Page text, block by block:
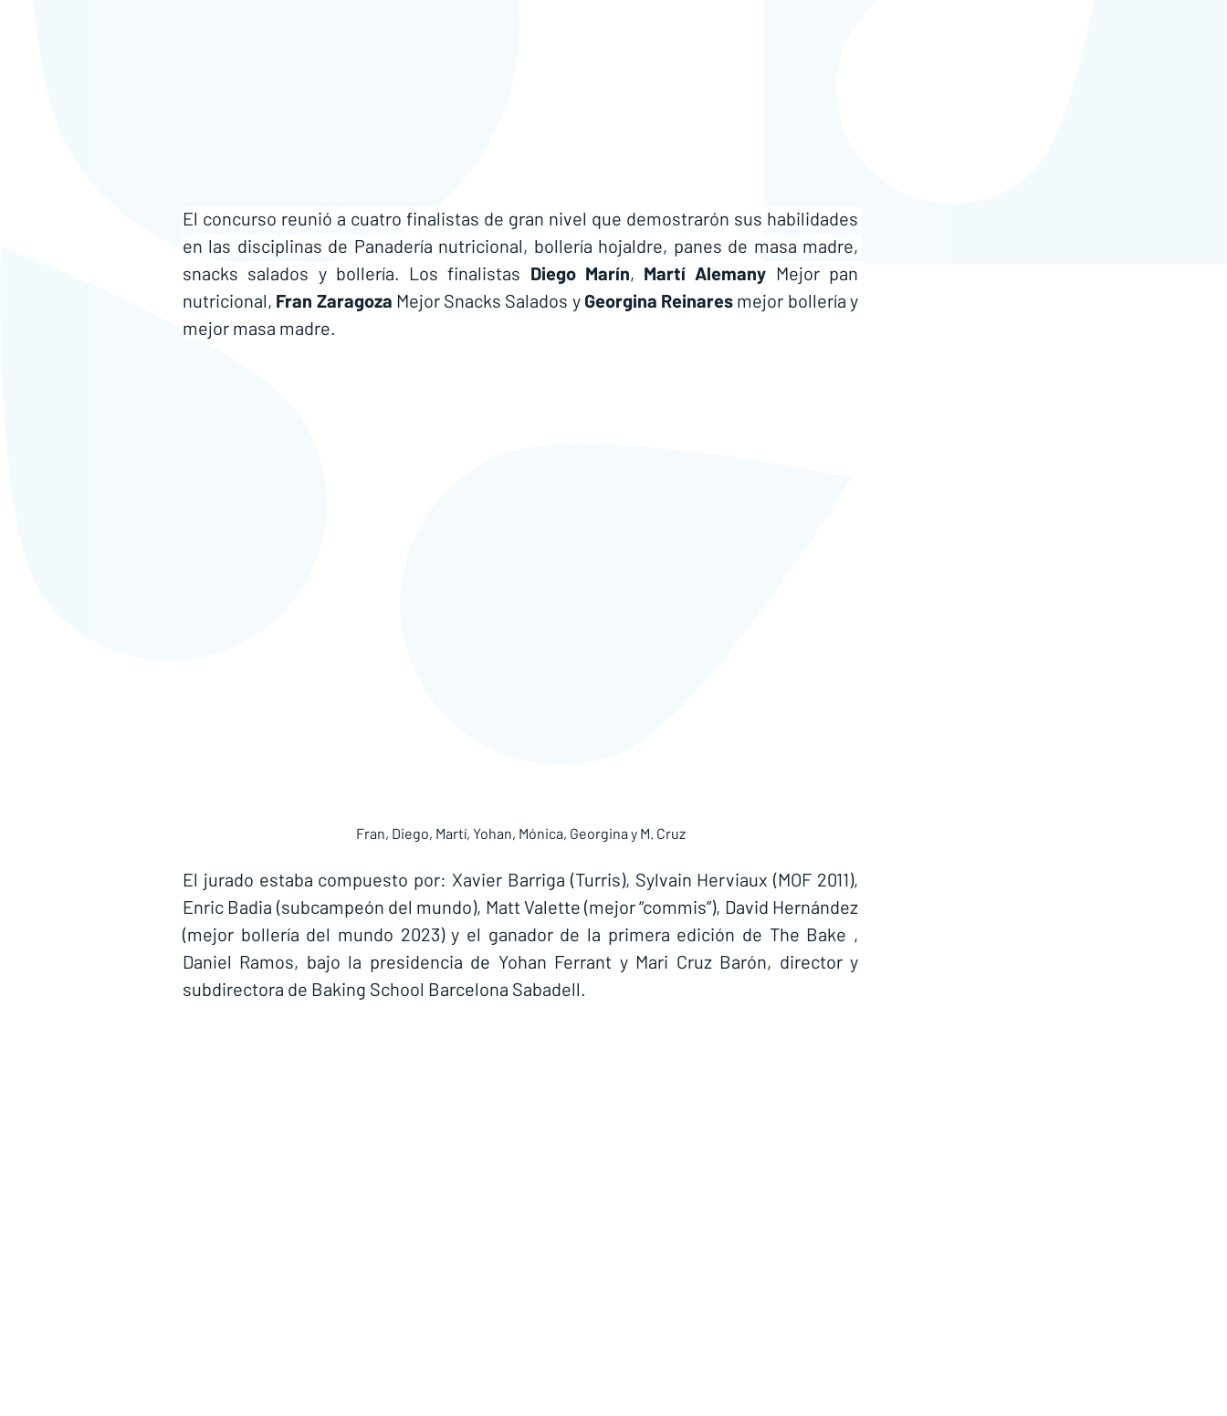
El concurso reunió a cuatro finalistas de gran nivel que demostrarón sus habilidades
en las disciplinas de Panadería nutricional, bollería hojaldre, panes de masa madre,
snacks salados y bollería. Los finalistas Diego Marín, Martí Alemany Mejor pan
nutricional, Fran Zaragoza Mejor Snacks Salados y Georgina Reinares mejor bollería y
mejor masa madre.
Fran, Diego, Martí, Yohan, Mónica, Georgina y M. Cruz
El jurado estaba compuesto por: Xavier Barriga (Turris), Sylvain Herviaux (MOF 2011),
Enric Badia (subcampeón del mundo), Matt Valette (mejor “commis”), David Hernández
(mejor bollería del mundo 2023) y el ganador de la primera edición de The Bake ,
Daniel Ramos, bajo la presidencia de Yohan Ferrant y Mari Cruz Barón, director y
subdirectora de Baking School Barcelona Sabadell.